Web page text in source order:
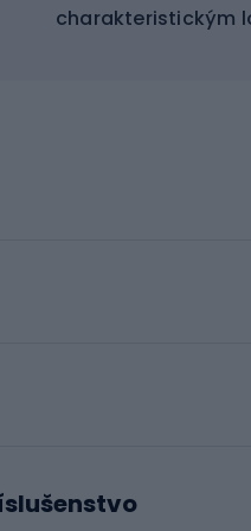
charakteristickým